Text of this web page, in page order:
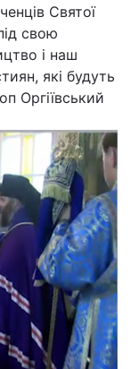
Святої
свою
і наш
які будуть
Оргіївський